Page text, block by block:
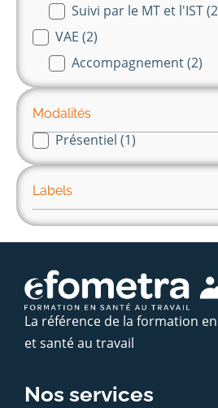
Suivi par le MT et l'IST
VAE (2)
Accompagnement(2)
Modalités
modalité
Présentiel (1)
Labels
La référence de la formation
et santé au travail
Nos services